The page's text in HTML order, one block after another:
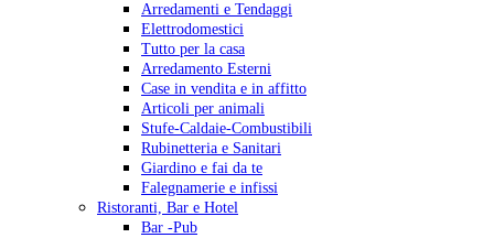
Arredamenti e Tendaggi
Elettrodomestici
Tutto per la casa
Arredamento Esterni
Case in vendita e in affitto
Articoli per animali
Stufe-Caldaie-Combustibili
Rubinetteria e Sanitari
Giardino e fai da te
Falegnamerie e infissi
Ristoranti, Bar e Hotel
Bar -Pub